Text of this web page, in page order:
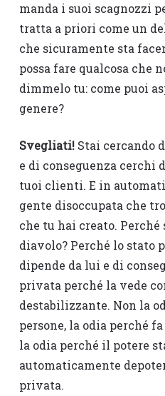
manda i suoi scagnozzi
tratta a priori come un
che sicuramente sta
possa fare qualcosa che
dimmelo tu: come puoi
genere?
Svegliati!Stai cercando
e di conseguenza cerchi
tuoi clienti. E in
gente disoccupata che
che tu hai creato.
diavolo? Perché lo stato
dipende da lui e di
privata perché la vede
destabilizzante. Non la
persone, la odia perché
la odia perché il potere
automaticamente
privata.